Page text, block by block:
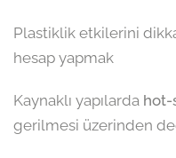
Plastiklik etkilerini
hesap yapmak
Kaynaklı yapılarda hot-
gerilmesi üzerinden